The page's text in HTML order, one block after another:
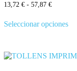
13,72 € - 57,87 €
Seleccionar opciones